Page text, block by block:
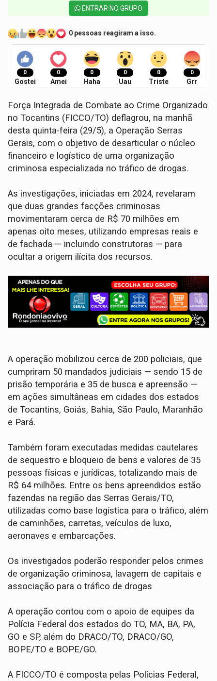
ENTRAR NO GRUPO
0 pessoas reagiram a isso.
0
Gostei
0
Amei
0
Haha
0
Uau
0
Triste
0
Grr
Força Integrada de Combate ao Crime Organizado
no Tocantins (FICCO/TO) deflagrou, na manhã
desta quinta-feira (29/5), a Operação Serras
Gerais, com o objetivo de desarticular o núcleo
financeiro e logístico de uma organização
criminosa especializada no tráfico de drogas.
As investigações, iniciadas em 2024, revelaram
que duas grandes facções criminosas
movimentaram cerca de R$ 70 milhões em
apenas oito meses, utilizando empresas reais e
de fachada — incluindo construtoras — para
ocultar a origem ilícita dos recursos.
A operação mobilizou cerca de 200 policiais, que
cumpriram 50 mandados judiciais — sendo 15 de
prisão temporária e 35 de busca e apreensão —
em ações simultâneas em cidades dos estados
de Tocantins, Goiás, Bahia, São Paulo, Maranhão
e Pará.
Também foram executadas medidas cautelares
de sequestro e bloqueio de bens e valores de 35
pessoas físicas e jurídicas, totalizando mais de
R$ 64 milhões. Entre os bens apreendidos estão
fazendas na região das Serras Gerais/TO,
utilizadas como base logística para o tráfico, além
de caminhões, carretas, veículos de luxo,
aeronaves e embarcações.
Os investigados poderão responder pelos crimes
de organização criminosa, lavagem de capitais e
associação para o tráfico de drogas
A operação contou com o apoio de equipes da
Polícia Federal dos estados do TO, MA, BA, PA,
GO e SP, além do DRACO/TO, DRACO/GO,
BOPE/TO e BOPE/GO.
A FICCO/TO é composta pelas Polícias Federal,